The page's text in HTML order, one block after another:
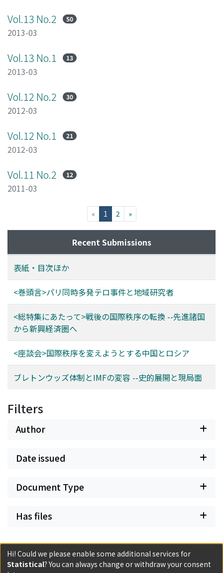
Vol.13 No.2 50
2013-03
Vol.13 No.1 13
2013-03
Vol.12 No.2 30
2012-03
Vol.12 No.1 21
2012-03
Vol.11 No.2 12
2011-03
« 1 (current)
2 »
Recent Submissions
表紙・目次ほか
<巻頭言>パリ同時多発テロ事件と地域研究者
<総特集にあたって>戦後の国際秩序の転換 --先進諸国
から新興経済圏へ
<座談会>国際秩序を変えようとする中国とロシア
ブレトンウッズ体制とIMFの変容 --史的展開と現局面
Filters
Author
Date issued
Document Type
Has files
Powered by DSpace and JAIRO Crawler-List
Hi! Could we please enable some additional services for
Statistical? You can always change or withdraw your consent